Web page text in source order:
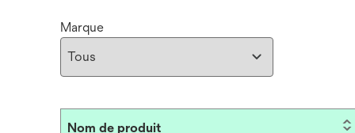
Marque
Nom de produit